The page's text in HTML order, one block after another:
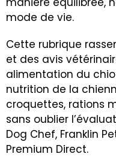
mode de vie.
Cette rubrique
et des avis
alimentation du
nutrition de la
croquettes, rations
sans oublier
Dog Chef, Franklin
Premium Direct.